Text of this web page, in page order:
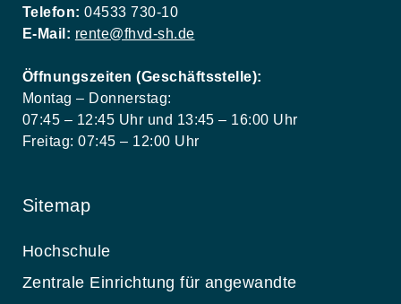
Telefon: 04533 730-10
E-Mail: rente@fhvd-sh.de
Öffnungszeiten (Geschäftsstelle):
Montag – Donnerstag:
07:45 – 12:45 Uhr und 13:45 – 16:00 Uhr
Freitag: 07:45 – 12:00 Uhr
Sitemap
Hochschule
Zentrale Einrichtung für angewandte